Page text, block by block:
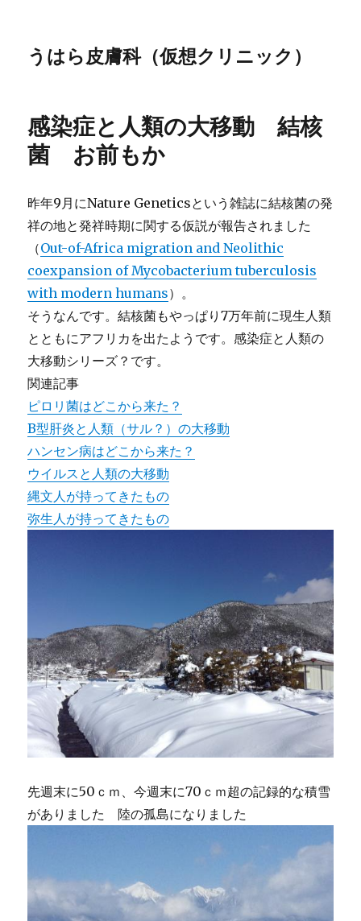
うはら皮膚科（仮想クリニック）
感染症と人類の大移動 結核
菌 お前もか
昨年9月にNature Geneticsという雑誌に結核菌の発
祥の地と発祥時期に関する仮説が報告されました
（Out-of-Africa migration and Neolithic
coexpansion of Mycobacterium tuberculosis
with modern humans）。
そうなんです。結核菌もやっぱり7万年前に現生人類
とともにアフリカを出たようです。感染症と人類の
大移動シリーズ？です。
関連記事
ピロリ菌はどこから来た？
B型肝炎と人類（サル？）の大移動
ハンセン病はどこから来た？
ウイルスと人類の大移動
縄文人が持ってきたもの
弥生人が持ってきたもの
先週末に50ｃｍ、今週末に70ｃｍ超の記録的な積雪
がありました 陸の孤島になりました